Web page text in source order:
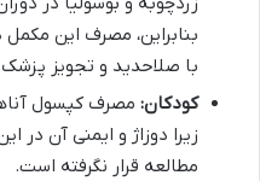
بنابراین، مصرف این
با صلاحدید و تجویز
کودکان: مصرف کپسول
زیرا دوزاژ و ایمنی آن در
مطالعه قرار نگرفته است.